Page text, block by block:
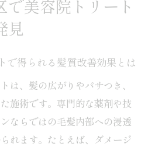
トメントおすすめポイン
ビューティーで美容院トリ
を探す
容院選びのポイントとは
で美容院トリート
見
で得られる髪質改善効果とは
は、髪の広がりやパサつき、
施術です。専門的な薬剤や技
ならではの毛髪内部への浸透
れます。たとえば、ダメージ